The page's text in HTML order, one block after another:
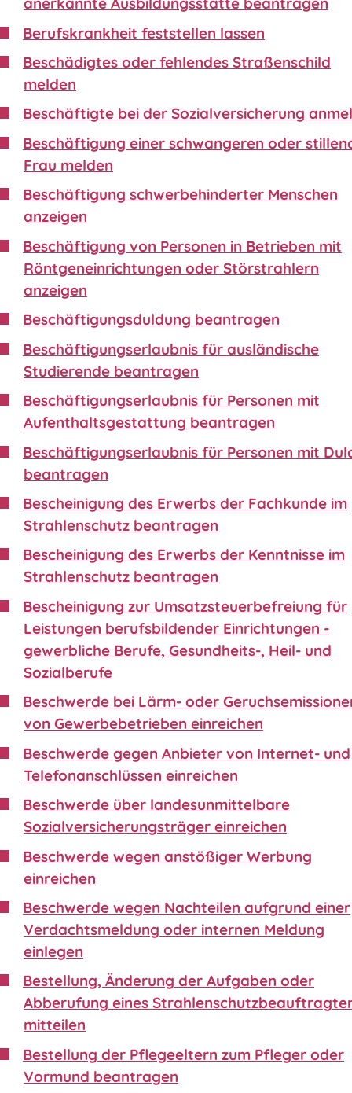
Berufskrankheit feststellen lassen
Beschädigtes oder fehlendes Straßenschild
melden
Beschäftigte bei der Sozialversicherung
Beschäftigung einer schwangeren oder
Frau melden
Beschäftigung schwerbehinderter Menschen
anzeigen
Beschäftigung von Personen in Betrieben mit
Röntgeneinrichtungen oder Störstrahlern
anzeigen
Beschäftigungsduldung beantragen
Beschäftigungserlaubnis für ausländische
Studierende beantragen
Beschäftigungserlaubnis für Personen mit
Aufenthaltsgestattung beantragen
Beschäftigungserlaubnis für Personen mit
beantragen
Bescheinigung des Erwerbs der Fachkunde im
Strahlenschutz beantragen
Bescheinigung des Erwerbs der Kenntnisse im
Strahlenschutz beantragen
Bescheinigung zur Umsatzsteuerbefreiung für
Leistungen berufsbildender Einrichtungen -
gewerbliche Berufe, Gesundheits-, Heil- und
Sozialberufe
Beschwerde bei Lärm- oder
von Gewerbebetrieben einreichen
Beschwerde gegen Anbieter von Internet- und
Telefonanschlüssen einreichen
Beschwerde über landesunmittelbare
Sozialversicherungsträger einreichen
Beschwerde wegen anstößiger Werbung
einreichen
Beschwerde wegen Nachteilen aufgrund einer
Verdachtsmeldung oder internen Meldung
einlegen
Bestellung, Änderung der Aufgaben oder
Abberufung eines
mitteilen
Bestellung der Pflegeeltern zum Pfleger oder
Vormund beantragen